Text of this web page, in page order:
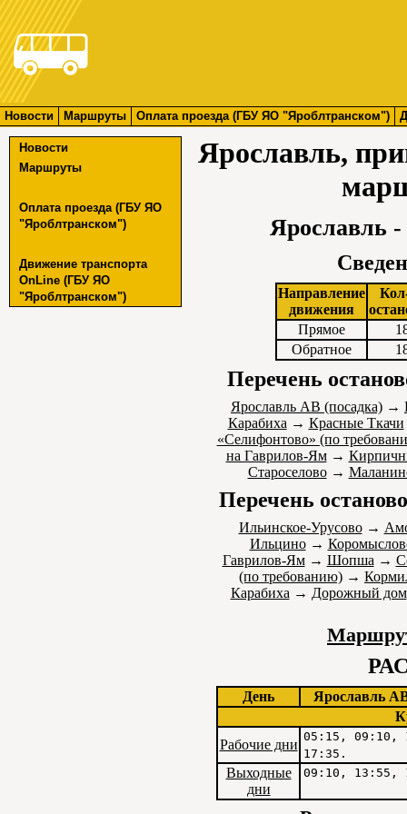
Новости Маршруты Оплата проезда (ГБУ ЯО "Яроблтранском")
Новости
Маршруты
Оплата проезда (ГБУ ЯО
"Яроблтранском")
Движение транспорта
OnLine (ГБУ ЯО
"Яроблтранском")
Ярославль,
Ярославль
Направление
движения
Прямое
Обратное
Перечень
Ярославль АВ (посадка) →
Карабиха → Красные Ткачи
«Селифонтово» (по
на Гаврилов-Ям→
Староселово→
Перечень
Ильинское-Урусово→
Ильцино→
Гаврилов-Ям→ Шопша →
(по требованию) →
Карабиха → Дорожный дом
День
Ярославль
Рабочие дни
05:15, 09:10,
17:35.
Выходные
дни
09:10, 13:55,